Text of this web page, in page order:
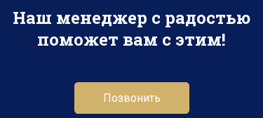
Наш менеджер с радостью
поможет вам с этим!
Позвонить